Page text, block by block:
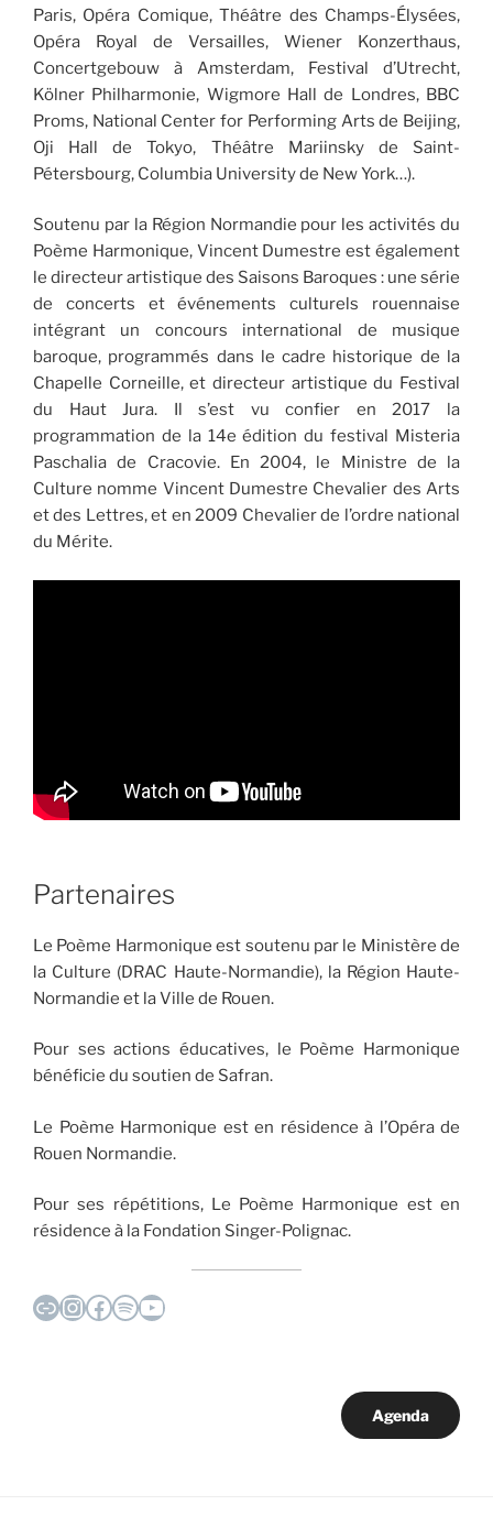
Paris, Opéra Comique, Théâtre des Champs-Élysées,
Opéra Royal de Versailles, Wiener Konzerthaus,
Concertgebouw à Amsterdam, Festival d’Utrecht,
Kölner Philharmonie, Wigmore Hall de Londres, BBC
Proms, National Center for Performing Arts de Beijing,
Oji Hall de Tokyo, Théâtre Mariinsky de Saint-
Pétersbourg, Columbia University de New York…).
Soutenu par la Région Normandie pour les activités du
Poème Harmonique, Vincent Dumestre est également
le directeur artistique des Saisons Baroques : une série
de concerts et événements culturels rouennaise
intégrant un concours international de musique
baroque, programmés dans le cadre historique de la
Chapelle Corneille, et directeur artistique du Festival
du Haut Jura. Il s’est vu confier en 2017 la
programmation de la 14e édition du festival Misteria
Paschalia de Cracovie. En 2004, le Ministre de la
Culture nomme Vincent Dumestre Chevalier des Arts
et des Lettres, et en 2009 Chevalier de l’ordre national
du Mérite.
Partenaires
Le Poème Harmonique est soutenu par le Ministère de
la Culture (DRAC Haute-Normandie), la Région Haute-
Normandie et la Ville de Rouen.
Pour ses actions éducatives, le Poème Harmonique
bénéficie du soutien de Safran.
Le Poème Harmonique est en résidence à l’Opéra de
Rouen Normandie.
Pour ses répétitions, Le Poème Harmonique est en
résidence à la Fondation Singer-Polignac.
LienInstagram
Facebook
Spotify
YouTube
Agenda